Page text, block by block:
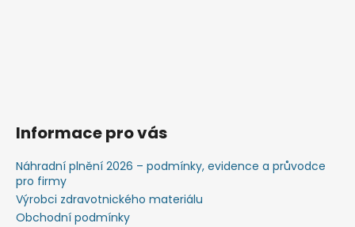
Informace pro vás
Náhradní plnění 2026 – podmínky, evidence a průvodce
pro firmy
Výrobci zdravotnického materiálu
Obchodní podmínky